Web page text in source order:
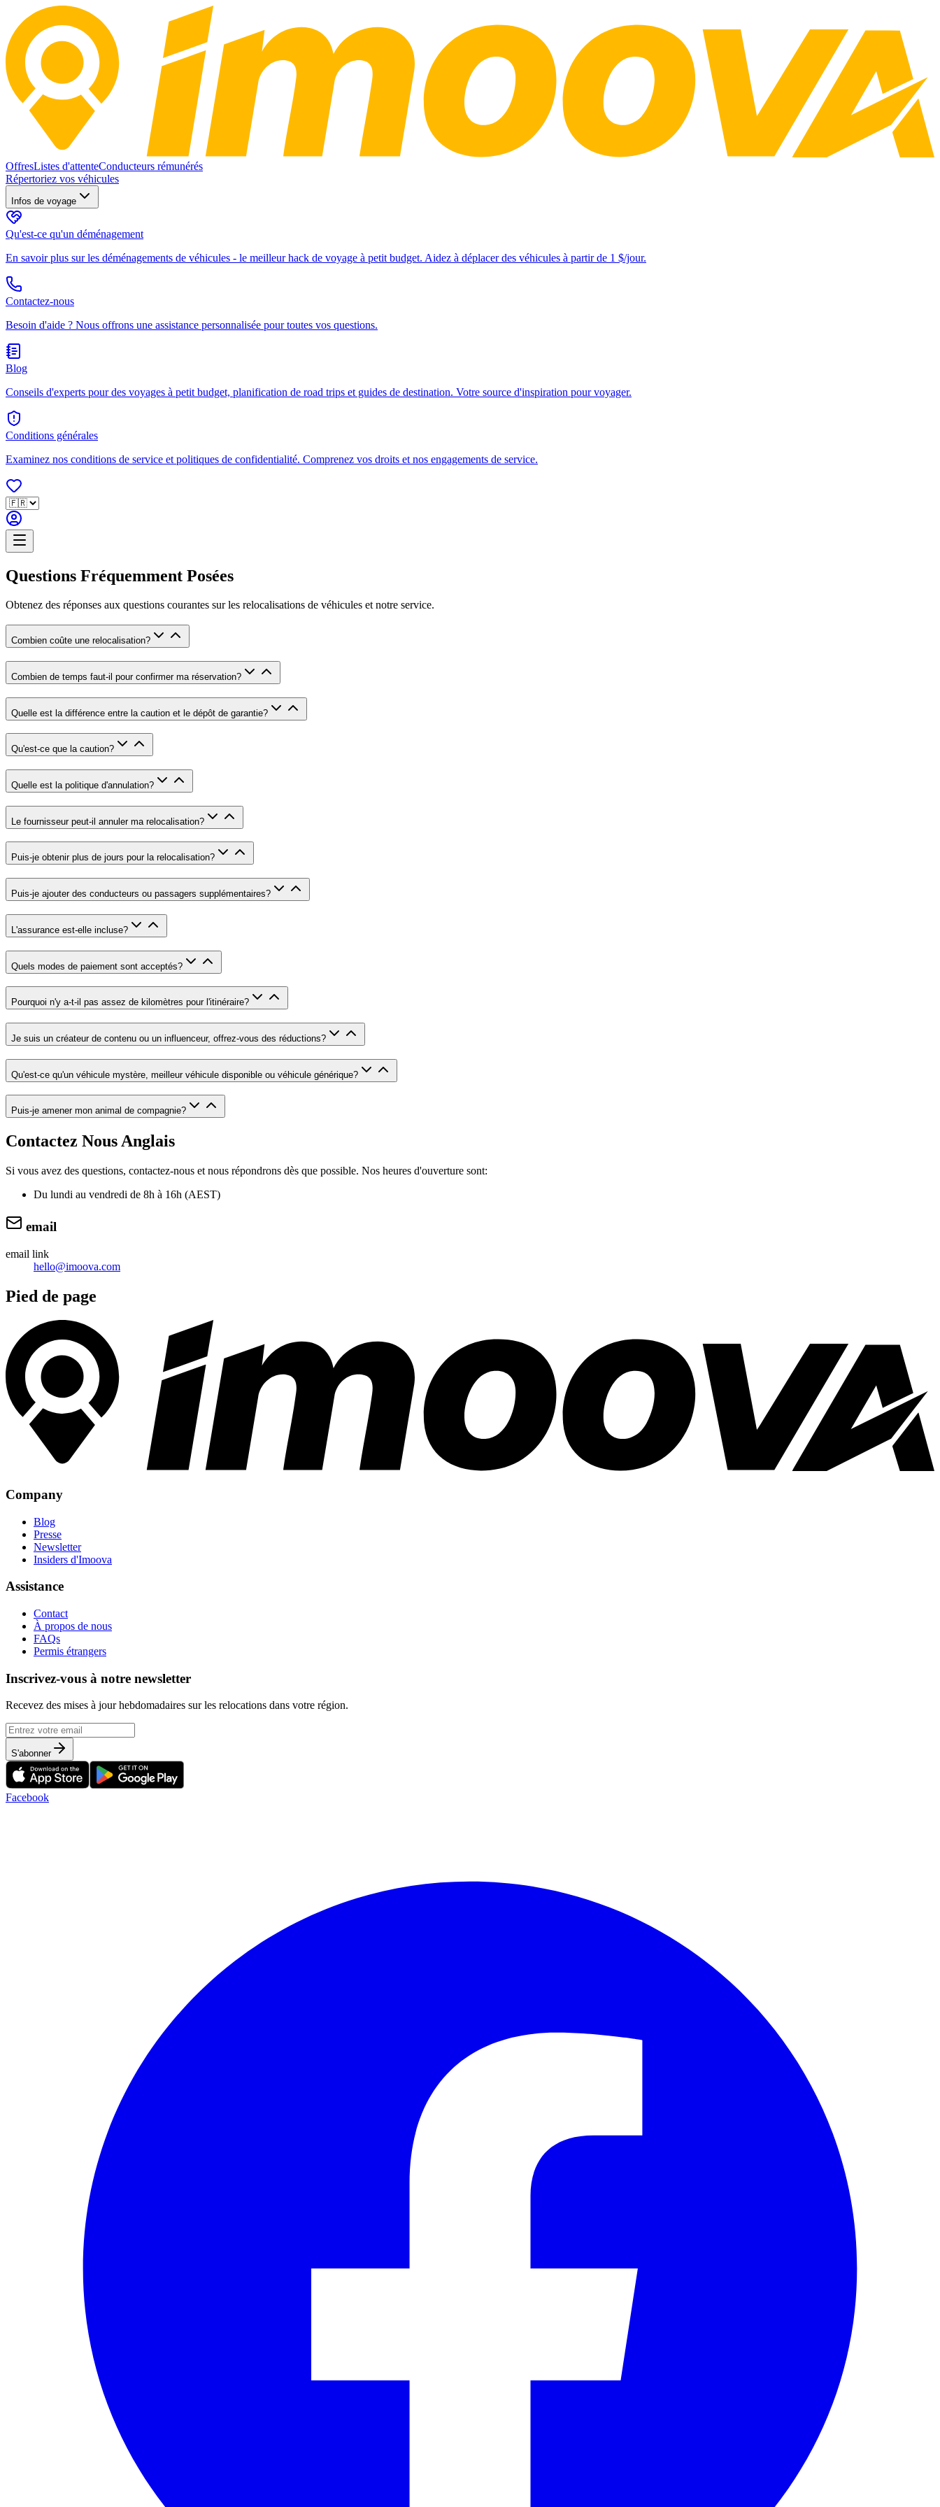
OffresListes d'attenteConducteurs rémunérés
Répertoriez vos véhicules
Infos de voyage
Qu'est-ce qu'un déménagement
En savoir plus sur les déménagements de véhicules - le meilleur hack de voyage à petit budget. Aidez à déplacer des véhicules à partir de 1 $/jour.
Contactez-nous
Besoin d'aide ? Nous offrons une assistance personnalisée pour toutes vos questions.
Blog
Conseils d'experts pour des voyages à petit budget, planification de road trips et guides de destination. Votre source d'inspiration pour voyager.
Conditions générales
Examinez nos conditions de service et politiques de confidentialité. Comprenez vos droits et nos engagements de service.
Questions Fréquemment Posées
Obtenez des réponses aux questions courantes sur les relocalisations de véhicules et notre service.
Combien coûte une relocalisation?
Combien de temps faut-il pour confirmer ma réservation?
Quelle est la différence entre la caution et le dépôt de garantie?
Qu'est-ce que la caution?
Quelle est la politique d'annulation?
Le fournisseur peut-il annuler ma relocalisation?
Puis-je obtenir plus de jours pour la relocalisation?
Puis-je ajouter des conducteurs ou passagers supplémentaires?
L'assurance est-elle incluse?
Quels modes de paiement sont acceptés?
Pourquoi n'y a-t-il pas assez de kilomètres pour l'itinéraire?
Je suis un créateur de contenu ou un influenceur, offrez-vous des réductions?
Qu'est-ce qu'un véhicule mystère, meilleur véhicule disponible ou véhicule générique?
Puis-je amener mon animal de compagnie?
Contactez NousAnglais
Si vous avez des questions, contactez-nous et nous répondrons dès que possible. Nos heures d'ouverture sont:
Du lundi au vendredi de 8h à 16h (AEST)
email
email link
hello@imoova.com
Pied de page
Company
Blog
Presse
Newsletter
Insiders d'Imoova
Assistance
Contact
À propos de nous
FAQs
Permis étrangers
Inscrivez-vous à notre newsletter
Recevez des mises à jour hebdomadaires sur les relocations dans votre région.
S'abonner
Facebook